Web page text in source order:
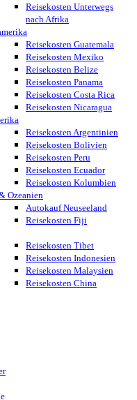
Reisekosten Unterwegs
nach Afrika
Reisekosten Guatemala
Reisekosten Mexiko
Reisekosten Belize
Reisekosten Panama
Reisekosten Costa Rica
Reisekosten Nicaragua
Reisekosten Argentinien
Reisekosten Bolivien
Reisekosten Peru
Reisekosten Ecuador
Reisekosten Kolumbien
Ozeanien
Autokauf Neuseeland
Reisekosten Fiji
Reisekosten Tibet
Reisekosten Indonesien
Reisekosten Malaysien
Reisekosten China